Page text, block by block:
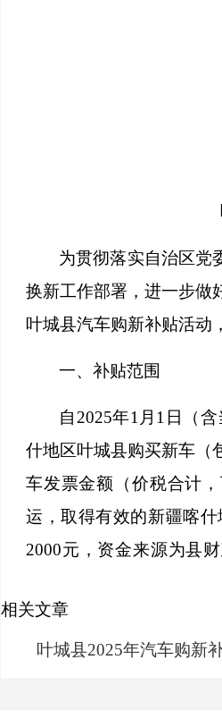
为贯彻落实自治区党
换新工作部署，进一步做
叶城县汽车购新补贴活动
一、补贴范围
自 2025年1 月 1 日（
什地区叶城县购买新车（
车发票金额（价税合计
运，取得有效的新疆喀
2000元 ，资金来源为县
补贴。
相关文章
叶城县2025年汽车购新